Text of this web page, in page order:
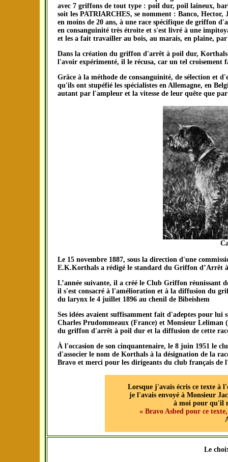
avec 7 griffons de tout type : poil dur, poil laineux,
soit les PATRIARCHES, se nomment : Banco,
en moins de 20 ans, à une race spécifique de griffon
en consanguinité très étroite et s'est livré à une
et les a fait travailler au bois, au marais, en plaine,
Dans la création du griffon d'arrêt à poil dur, Korthals
l'avoir expérimenté, il le récusa, car un tel croisement
Grâce à la méthode de consanguinité, de sélection et
qu'ils ont stupéfié les spécialistes en Allemagne, en
autant par l'ampleur et la vitesse de leur quête que
Le 15 novembre 1887, sous la direction d'une
E.K.Korthals a rédigé le standard du Griffon d’Arrêt
L’année suivante, il a créé le Club Griffon réunissant
il s'est consacré à l'amélioration et à la diffusion du
du larynx le 4 juillet 1896 au chenil de Bibeishem
Ses idées avaient suffisamment fait d'adeptes pour lui
Charles Prudommeaux (France) et Monsieur
du griffon d'arrêt à poil dur et la diffusion de cette
À l'occasion de son cinquantenaire, le 8 juin 1951 le
d'associer le nom de Korthals à la désignation de la
Bravo et merci pour les dirigeants du club français de
Lorsque j'avais écris ce texte à
je l'avais envoyé à Monsieur
à moi pour qu'il
« Bravo Asbed pour ce
Le